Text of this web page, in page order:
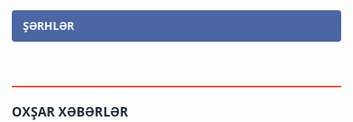
ŞƏRHLƏR
OXŞAR XƏBƏRLƏR